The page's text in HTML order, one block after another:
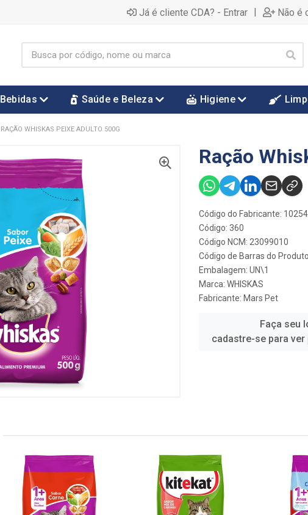
Já é cliente CDA? - Entrar | Não é
Bebidas Saúde e Beleza Higiene
RAÇÃO WHISKAS PEIXE ADULTO 500G
Ração
Código do Fabricante:
Código: 360
Código NCM: 23099010
Código de Barras do
Embalagem: UN\1
Marca: WHISKAS
Fabricante: Mars Pet
Faça seu
cadastre-se para